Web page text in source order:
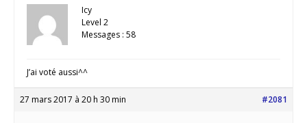
Icy
Level 2
Messages : 58
J’ai voté aussi^^
27 mars 2017 à 20 h 30 min #2081